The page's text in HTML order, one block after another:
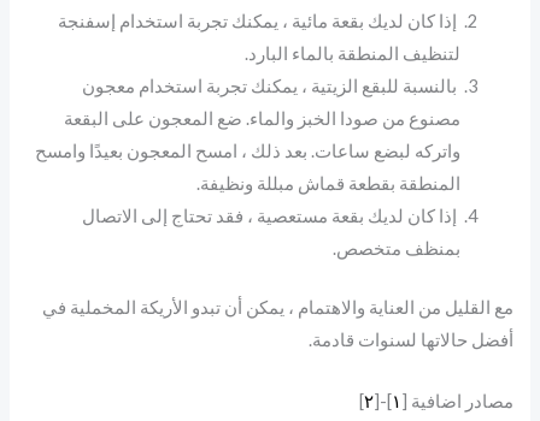
إذا كان لديك بقعة مائية ، يمكنك تجربة استخدام إسفنجة
لتنظيف المنطقة بالماء البارد.
بالنسبة للبقع الزيتية ، يمكنك تجربة استخدام معجون
مصنوع من صودا الخبز والماء. ضع المعجون على البقعة
واتركه لبضع ساعات. بعد ذلك ، امسح المعجون بعيدًا وامسح
المنطقة بقطعة قماش مبللة ونظيفة.
إذا كان لديك بقعة مستعصية ، فقد تحتاج إلى الاتصال
بمنظف متخصص.
مع القليل من العناية والاهتمام ، يمكن أن تبدو الأريكة المخملية في
أفضل حالاتها لسنوات قادمة.
مصادر اضافية [١]-[٢]